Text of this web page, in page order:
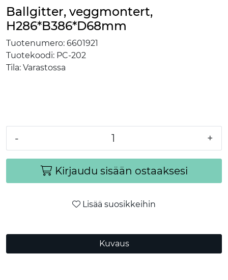
Ballgitter, veggmontert,
H286*B386*D68mm
Tuotenumero: 6601921
Tuotekoodi: PC-202
Tila: Varastossa
- +
Kirjaudu sisään ostaaksesi
Lisää suosikkeihin
Kuvaus